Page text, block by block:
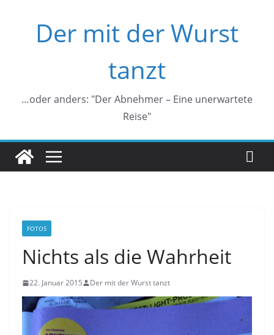
springenDer mit der Wurst
tanzt
…oder anders: "Der Abnehmer – Eine unerwartete
Reise"
FOTOS
Nichts als die Wahrheit
22. Januar 2015 Der mit der Wurst tanzt